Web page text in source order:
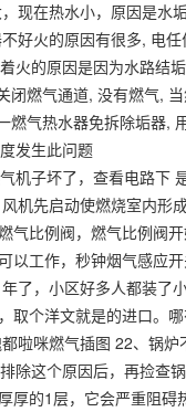
现在热水小，原因是水
好火的原因有很多, 电
火的原因是因为水路结
燃气通道, 没有燃气,
气热水器免拆除垢器,
发生此问题
机子坏了，查看电路下
机先启动使燃烧室内形
比例阀，燃气比例阀
以工作，秒钟烟气感应
了，小区好多人都装了
取个洋文就是的进口。
啦咪燃气插图 22、锅
除这个原因后，再捡查
厚的1层，它会严重阻碍